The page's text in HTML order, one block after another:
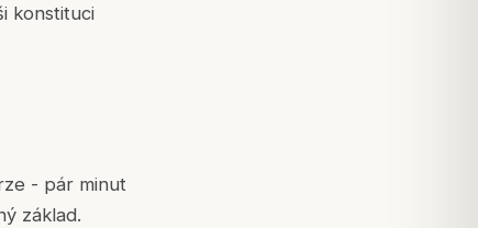
konstituci
- pár minut
základ.